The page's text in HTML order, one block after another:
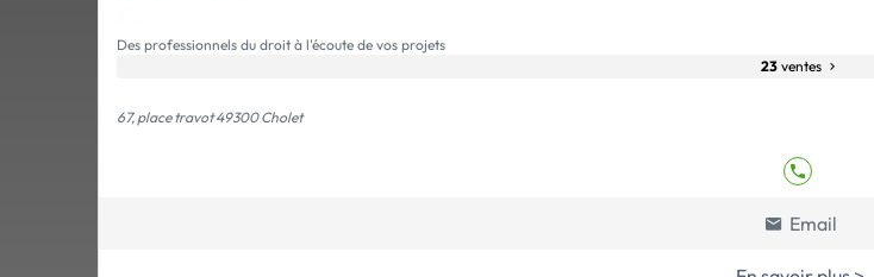
Des professionnels du droit à l'écoute de vos projets
23 ventes
67, place travot 49300 Cholet
Email